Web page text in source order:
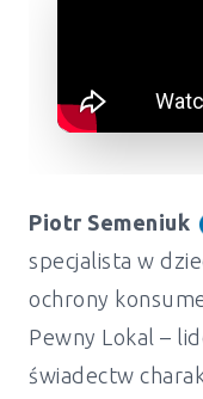
Piotr Semeniuk
specjalista w
ochrony
Pewny Lokal –
świadectw